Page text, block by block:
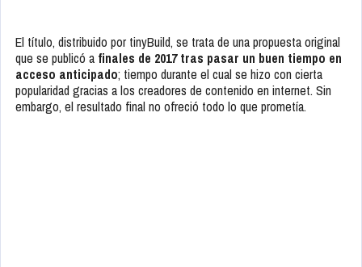
El título, distribuido por tinyBuild, se trata de una propuesta original
que se publicó a finales de 2017 tras pasar un buen tiempo en
acceso anticipado; tiempo durante el cual se hizo con cierta
popularidad gracias a los creadores de contenido en internet. Sin
embargo, el resultado final no ofreció todo lo que prometía.